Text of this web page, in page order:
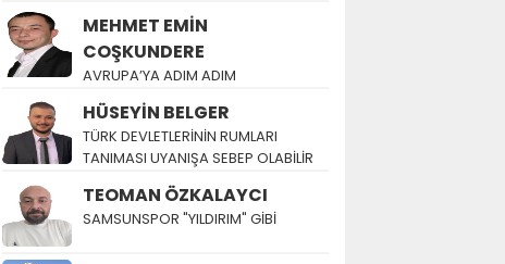
MEHMET EMİN
COŞKUNDERE
AVRUPA’YA ADIM ADIM
HÜSEYİN BELGER
TÜRK DEVLETLERİNİN RUMLARI
TANIMASI UYANIŞA SEBEP OLABİLİR
TEOMAN ÖZKALAYCI
SAMSUNSPOR "YILDIRIM" GİBİ